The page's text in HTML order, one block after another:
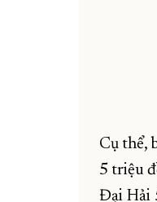
Cụ thể,
5 triệu
Đại Hải